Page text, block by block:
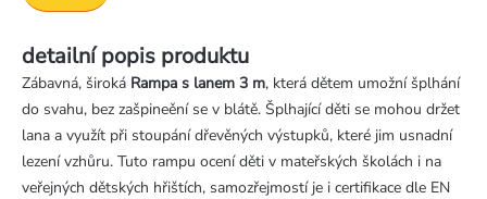
detailní popis produktu
Zábavná, široká Rampa s lanem 3 m, která dětem umožní šplhání
do svahu, bez zašpineění se v blátě. Šplhající děti se mohou držet
lana a využít při stoupání dřevěných výstupků, které jim usnadní
lezení vzhůru. Tuto rampu ocení děti v mateřských školách i na
veřejných dětských hřištích, samozřejmostí je i certifikace dle EN